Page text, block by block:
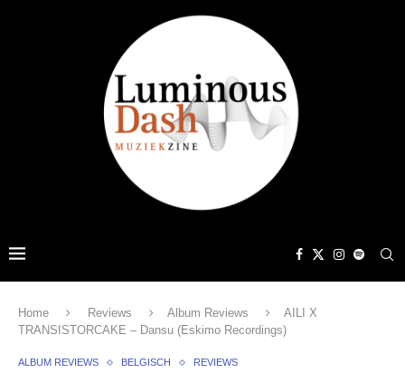
Home Reviews Album Reviews
AILI X
TRANSISTORCAKE – Dansu (Eskimo Recordings)
ALBUM REVIEWS BELGISCH REVIEWS